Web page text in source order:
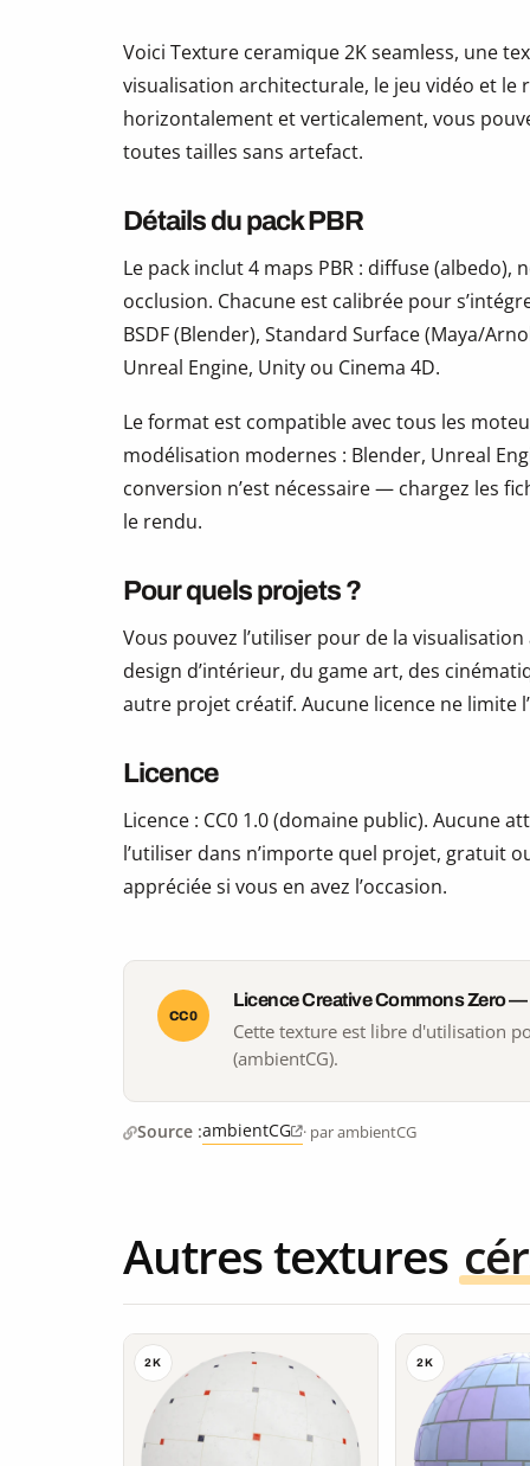
Voici Texture ceramique 2K seamless, une
visualisation architecturale, le jeu vidéo et le
horizontalement et verticalement, vous
toutes tailles sans artefact.
Détails du pack PBR
Le pack inclut 4 maps PBR : diffuse
occlusion. Chacune est calibrée pour
BSDF (Blender), Standard Surface (Maya/
Unreal Engine, Unity ou Cinema 4D.
Le format est compatible avec tous les
modélisation modernes : Blender, Unreal
conversion n’est nécessaire — chargez les
le rendu.
Pour quels projets ?
Vous pouvez l’utiliser pour de la
design d’intérieur, du game art, des
autre projet créatif. Aucune licence ne limite
Licence
Licence : CC0 1.0 (domaine public). Aucune
l’utiliser dans n’importe quel projet, gratuit
appréciée si vous en avez l’occasion.
CC0
Licence Creative Commons Zero
Cette texture est libre d'utilisation
(ambientCG).
Source :ambientCG · par ambientCG
Autres textures
2K 2K